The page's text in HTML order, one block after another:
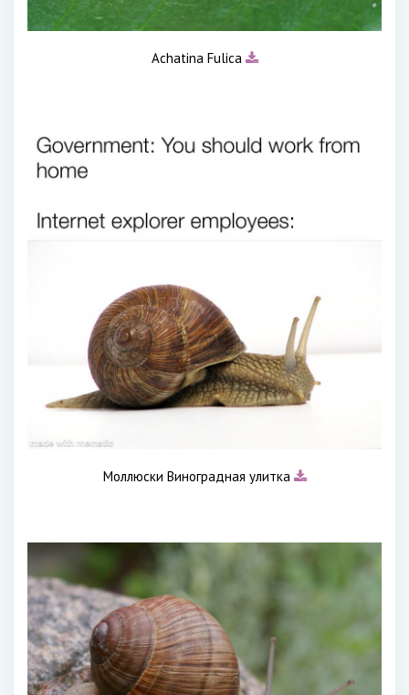
Achatina Fulica
Моллюски Виноградная улитка